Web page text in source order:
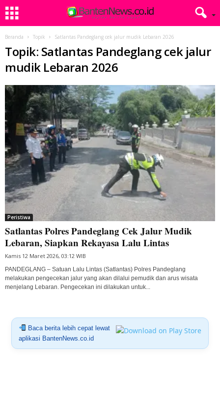
Beranda Topik Satlantas Pandeglang cek jalur mudik Lebaran 2026
Topik: Satlantas Pandeglang cek jalur
mudik Lebaran 2026
Peristiwa
Satlantas Polres Pandeglang Cek Jalur Mudik
Lebaran, Siapkan Rekayasa Lalu Lintas
Kamis 12 Maret 2026, 03:12 WIB
PANDEGLANG – Satuan Lalu Lintas (Satlantas) Polres Pandeglang
melakukan pengecekan jalur yang akan dilalui pemudik dan arus wisata
menjelang Lebaran. Pengecekan ini dilakukan untuk...
Baca berita lebih cepat lewat
aplikasi BantenNews.co.id